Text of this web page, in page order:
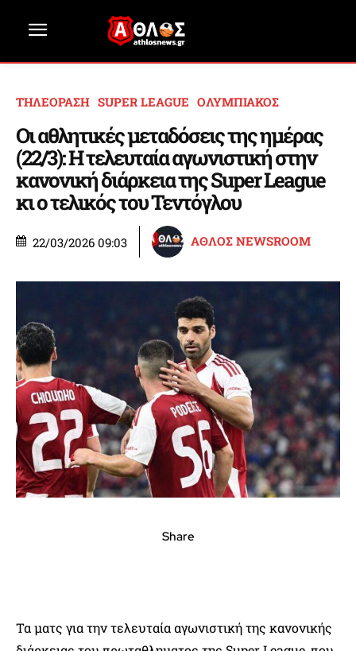
ΤΗΛΕΟΡΑΣΗ SUPER LEAGUE ΟΛΥΜΠΙΑΚΟΣ
Οι αθλητικές μεταδόσεις της ημέρας
(22/3): Η τελευταία αγωνιστική στην
κανονική διάρκεια της Super League
κι ο τελικός του Τεντόγλου
22/03/2026 09:03 ΑΘΛΟΣ NEWSROOM
Share
Τα ματς για την τελευταία αγωνιστική της κανονικής